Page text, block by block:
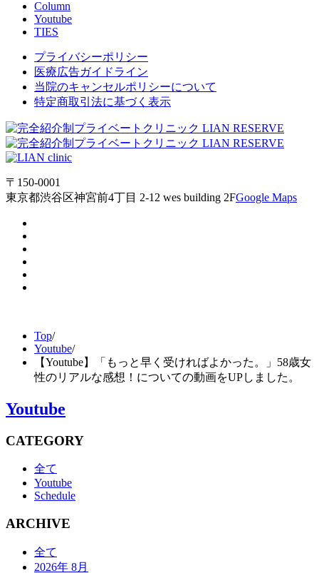
Column
Youtube
TIES
プライバシーポリシー
医療広告ガイドライン
当院のキャンセルポリシーについて
特定商取引法に基づく表示
〒150-0001
東京都渋谷区神宮前4丁目 2-12 wes building 2FGoogle Maps
Top/
Youtube/
【Youtube】「もっと早く受ければよかった。」58歳女
性のリアルな感想！についての動画をUPしました。
Youtube
CATEGORY
全て
Youtube
Schedule
ARCHIVE
全て
2026年 8月